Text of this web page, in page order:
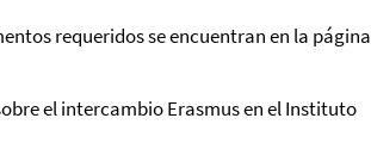
requeridos se encuentran en la página
el intercambio Erasmus en el Instituto